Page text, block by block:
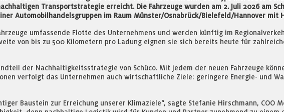
Transportstrategie erreicht. Die Fahrzeuge wurden am 2. Juli 2026 am
Automobilhandelsgruppen im Raum Münster/Osnabrück/Bielefeld/Hannover mit
umfassende Flotte des Unternehmens und werden künftig im
von bis zu 500 Kilometern pro Ladung eignen sie sich bereits heute für
der Nachhaltigkeitsstrategie von Schüco. Mit jedem der neuen Fahrzeuge
verfolgt das Unternehmen auch wirtschaftliche Ziele: geringere Energie- und
Baustein zur Erreichung unserer Klimaziele“, sagte Stefanie Hirschmann, COO